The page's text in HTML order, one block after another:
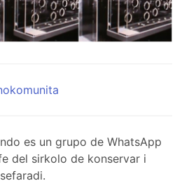
es un grupo de WhatsApp
del sirkolo de konservar i